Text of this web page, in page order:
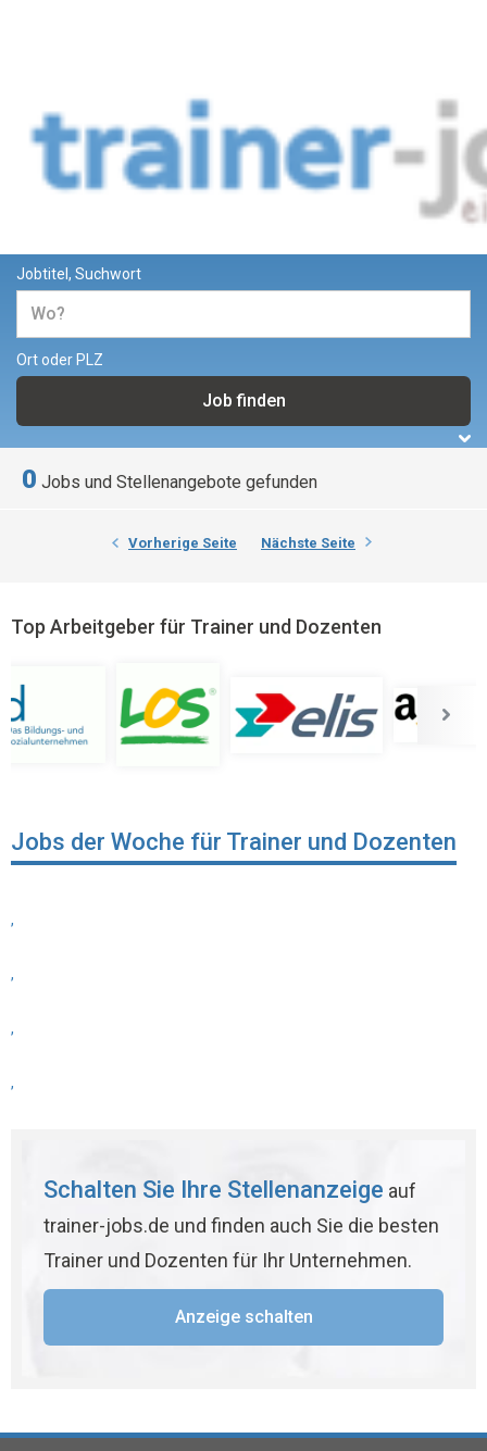
Jobs und Stellenangebote für
Trainer und Dozenten
Jobtitel, Suchwort
Ort oder PLZ
0 Jobs und Stellenangebote gefunden
Vorherige Seite Nächste Seite
Top Arbeitgeber für Trainer und Dozenten
Jobs der Woche für Trainer und Dozenten
,
,
,
,
Schalten Sie Ihre Stellenanzeige auf
trainer-jobs.de und finden auch Sie die besten
Trainer und Dozenten für Ihr Unternehmen.
Anzeige schalten